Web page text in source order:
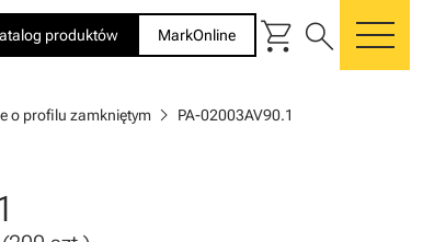
produktów MarkOnline shopping_cart search
o profilu zamkniętym chevron_right PA-02003AV90.1